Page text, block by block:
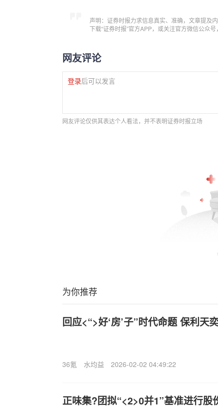
声明：证券时报力求信息真实、准确，文章提及
下载“证券时报”官方APP，或关注官方微信公众
网友评论
登录后可以发言
网友评论仅供其表达个人看法，并不表明证券时报立场
为你推荐
回应<“>好‘房’子”时代命题 保利天
36氪 水均益 2026-02-02 04:49:22
正味集?团拟“<2>0并1”基准进行股